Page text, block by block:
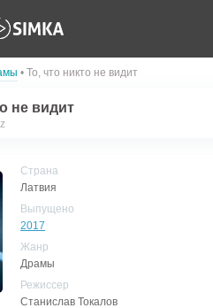
• То, что никто не видит
не видит
Страна
Латвия
Выпущено
2017
Жанр
Драмы
Режиссер
Станислав Токалов